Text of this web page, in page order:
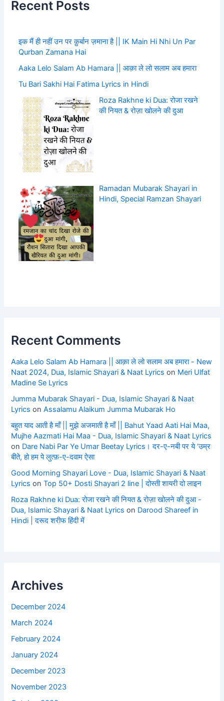
Recent Posts
इक मैं ही नहीं उन पर क़ुर्बान ज़माना है || IK Main Hi Nhi Un Par
Qurban Zamana Hai
Aaka Lelo Salam Ab Hamara || आक़ा ले लो सलाम अब हमारा
Tu Bari Sakhi Hai Fatima Lyrics in Hindi
Roza Rakhne ki Dua: रोजा रखने
की नियत & रोज़ा खोलने की दुआ
Ramadan Mubarak Shayari in
Hindi, Special Ramzan Shayari
Recent Comments
Aaka Lelo Salam Ab Hamara || आक़ा ले लो सलाम अब हमारा - New
Naat 2024, Dua, Islamic Shayari & Naat Lyrics on Meri Ulfat
Madine Se Lyrics
Jumma Mubarak Shayari - Dua, Islamic Shayari & Naat
Lyrics onAssalamu Alaikum Jumma Mubarak Ho
बहुत याद आती है माँ || मुझे अजमाती है माँ || Bahut Yaad Aati Hai Maa,
Mujhe Aazmati Hai Maa - Dua, Islamic Shayari & Naat Lyrics
on Dare Nabi Par Ye Umar Beetay Lyrics। दर-ए-नबी पर ये ‘उम्र
बीते, हो हम पे लुत्फ़-ए-दवाम ऐसा
Good Morning Shayari Love - Dua, Islamic Shayari & Naat
Lyrics onTop 50+ Dosti Shayari 2 line | दोस्ती शायरी दो लाइन
Roza Rakhne ki Dua: रोजा रखने की नियत & रोज़ा खोलने की दुआ -
Dua, Islamic Shayari & Naat Lyrics on Darood Shareef in
Hindi | दरूद शरीफ हिंदी में
Archives
December 2024
March 2024
February 2024
January 2024
December 2023
November 2023